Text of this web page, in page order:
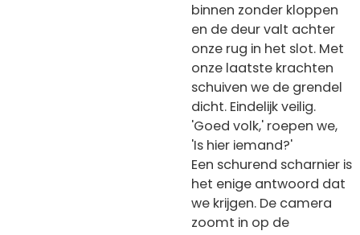
binnen zonder kloppen
en de deur valt achter
onze rug in het slot. Met
onze laatste krachten
schuiven we de grendel
dicht. Eindelijk veilig.
'Goed volk,' roepen we,
'Is hier iemand?'
Een schurend scharnier is
het enige antwoord dat
we krijgen. De camera
zoomt in op de